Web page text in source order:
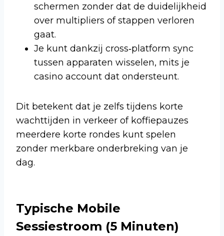
schermen zonder dat de duidelijkheid
over multipliers of stappen verloren
gaat.
Je kunt dankzij cross‑platform sync
tussen apparaten wisselen, mits je
casino account dat ondersteunt.
Dit betekent dat je zelfs tijdens korte
wachttijden in verkeer of koffiepauzes
meerdere korte rondes kunt spelen
zonder merkbare onderbreking van je
dag.
Typische Mobile
Sessiestroom (5 Minuten)